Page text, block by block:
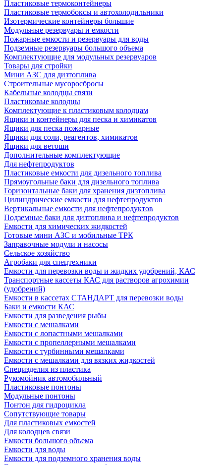
Пластиковые термоконтейнеры
Пластиковые термобоксы и автохолодильники
Изотермические контейнеры большие
Модульные резервуары и емкости
Пожарные емкости и резервуары для воды
Подземные резервуары большого объема
Комплектующие для модульных резервуаров
Товары для стройки
Мини АЗС для дизтоплива
Строительные мусоросбросы
Кабельные колодцы связи
Пластиковые колодцы
Комплектующие к пластиковым колодцам
Ящики и контейнеры для песка и химикатов
Ящики для песка пожарные
Ящики для соли, реагентов, химикатов
Ящики для ветоши
Дополнительные комплектующие
Для нефтепродуктов
Пластиковые емкости для дизельного топлива
Прямоугольные баки для дизельного топлива
Горизонтальные баки для хранения дизтоплива
Цилиндрические емкости для нефтепродуктов
Вертикальные емкости для нефтепродуктов
Подземные баки для дизтоплива и нефтепродуктов
Емкости для химических жидкостей
Готовые мини АЗС и мобильные ТРК
Заправочные модули и насосы
Сельское хозяйство
Агробаки для спецтехники
Емкости для перевозки воды и жидких удобрений, КАС
Транспортные кассеты КАС для растворов агрохимии
(удобрений)
Емкости в кассетах СТАНДАРТ для перевозки воды
Баки и емкости КАС
Емкости для разведения рыбы
Емкости с мешалками
Емкости с лопастными мешалками
Емкости с пропеллерными мешалками
Емкости с турбинными мешалками
Емкости с мешалками для вязких жидкостей
Специзделия из пластика
Рукомойник автомобильный
Пластиковые понтоны
Модульные понтоны
Понтон для гидроцикла
Сопутствующие товары
Для пластиковых емкостей
Для колодцев связи
Емкости большого объема
Емкости для воды
Емкости для подземного хранения воды